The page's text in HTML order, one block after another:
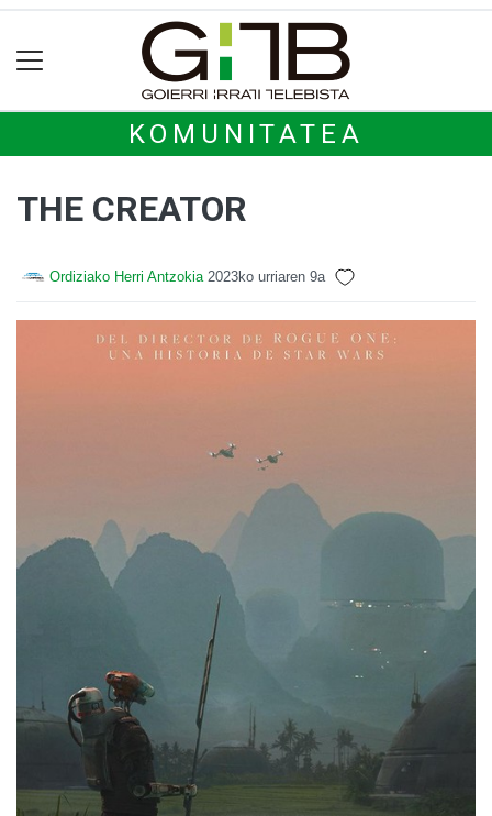
KOMUNITATEA
THE CREATOR
Ordiziako Herri Antzokia 2023ko urriaren 9a